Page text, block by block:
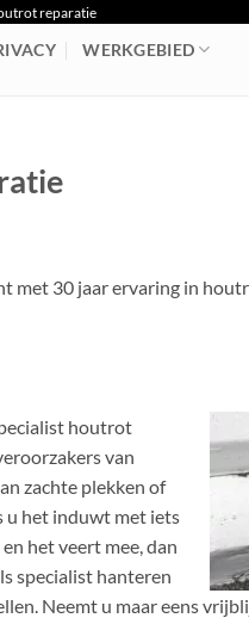
reparatie
WERKGEBIED
met 30 jaar ervaring in
houtrot
van
zachte plekken of
u het induwt met iets
het veert mee, dan
specialist hanteren
Neemt u maar eens